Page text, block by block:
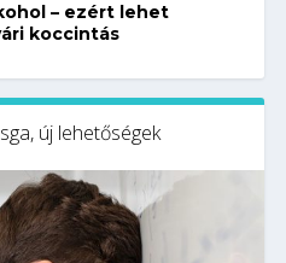
– ezért lehet
koccintás
új lehetőségek